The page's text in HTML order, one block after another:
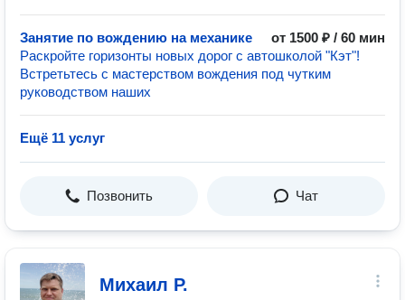
Занятие по вождению на механике
от 1500 ₽ / 60 мин
Раскройте горизонты новых дорог с автошколой "Кэт"!
Встретьтесь с мастерством вождения под чутким
руководством наших
Ещё 11 услуг
Позвонить Чат
Михаил Р.